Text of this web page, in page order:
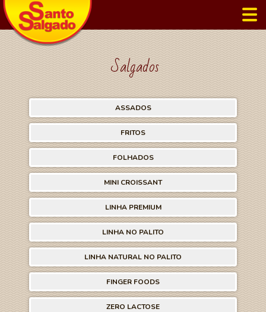
Salgados
ASSADOS
FRITOS
FOLHADOS
MINI CROISSANT
LINHA PREMIUM
LINHA NO PALITO
LINHA NATURAL NO PALITO
FINGER FOODS
ZERO LACTOSE